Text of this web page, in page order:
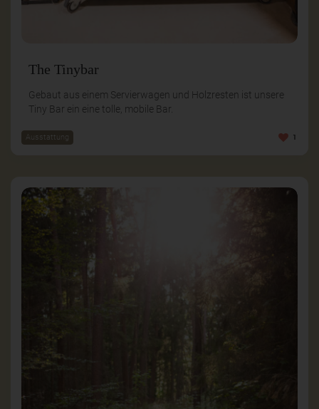
The Tinybar
Gebaut aus einem Servierwagen und Holzresten ist unsere
Tiny Bar ein eine tolle, mobile Bar.
Ausstattung 1